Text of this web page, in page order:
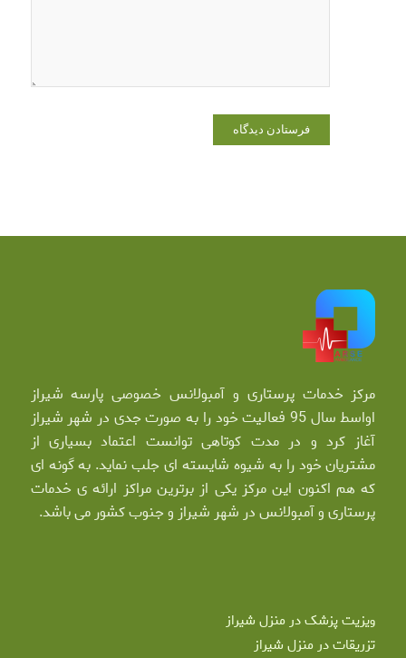
مرکز خدمات پرستاری و آمبولانس خصوصی پارسه شیراز
اواسط سال 95 فعالیت خود را به صورت جدی در شهر شیراز
آغاز کرد و در مدت کوتاهی توانست اعتماد بسیاری از
مشتریان خود را به شیوه شایسته ای جلب نماید. به گونه ای
که هم اکنون این مرکز یکی از برترین مراکز ارائه ی خدمات
پرستاری و آمبولانس در شهر شیراز و جنوب کشور می باشد.
ویزیت پزشک در منزل شیراز
تزریقات در منزل شیراز